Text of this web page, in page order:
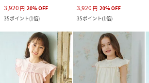
3,920 円 20%OFF
35ポイント(1倍)
3,920 円 20%OFF
35ポイント(1倍)